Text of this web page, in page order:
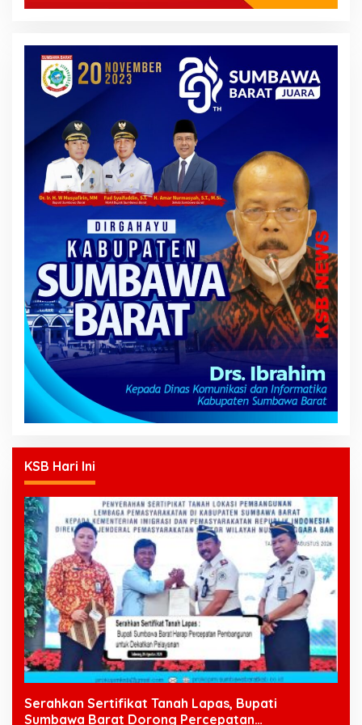
KSB Hari Ini
Serahkan Sertifikat Tanah Lapas, Bupati
Sumbawa Barat Dorong Percepatan